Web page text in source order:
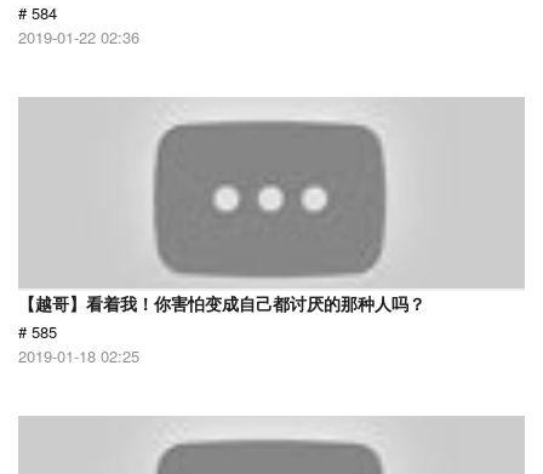
# 584
2019-01-22 02:36
【越哥】看着我！你害怕变成自己都讨厌的那种人吗？
# 585
2019-01-18 02:25